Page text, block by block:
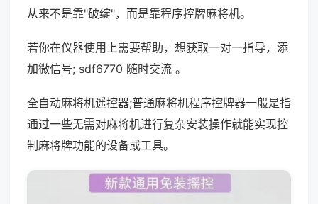
从来不是靠"破绽"，而是靠程序控牌麻将机。
若你在仪器使用上需要帮助，想获取一对一指导，添
加微信号; sdf6770 随时交流 。
全自动麻将机遥控器;普通麻将机程序控牌器一般是指
通过一些无需对麻将机进行复杂安装操作就能实现控
制麻将牌功能的设备或工具。